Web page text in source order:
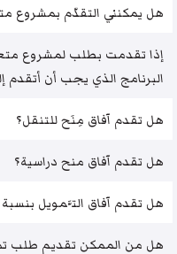
هل يمكنني التقدّم بمشروع
إذا تقدمت بطلب لمشروع
البرنامج الذي يجب أن أتقدم
هل تقدم آفاق مِنَح للتنقل؟
هل تقدم آفاق منح دراسية؟
هل تقدم آفاق التَّمويل بنسبة 100 ٪ للمشاريع؟
هل من الممكن تقديم طلب